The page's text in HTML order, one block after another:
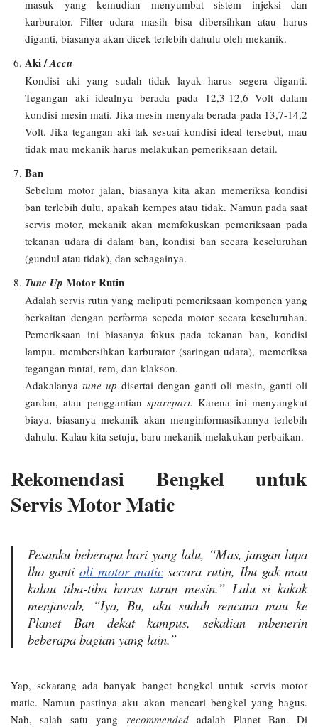
masuk yang kemudian menyumbat sistem injeksi dan
karburator. Filter udara masih bisa dibersihkan atau harus
diganti, biasanya akan dicek terlebih dahulu oleh mekanik.
Aki /Accu
Kondisi aki yang sudah tidak layak harus segera diganti.
Tegangan aki idealnya berada pada 12,3-12,6 Volt dalam
kondisi mesin mati. Jika mesin menyala berada pada 13,7-14,2
Volt. Jika tegangan aki tak sesuai kondisi ideal tersebut, mau
tidak mau mekanik harus melakukan pemeriksaan detail.
Ban
Sebelum motor jalan, biasanya kita akan memeriksa kondisi
ban terlebih dulu, apakah kempes atau tidak. Namun pada saat
servis motor, mekanik akan memfokuskan pemeriksaan pada
tekanan udara di dalam ban, kondisi ban secara keseluruhan
(gundul atau tidak), dan sebagainya.
Tune Up Motor Rutin
Adalah servis rutin yang meliputi pemeriksaan komponen yang
berkaitan dengan performa sepeda motor secara keseluruhan.
Pemeriksaan ini biasanya fokus pada tekanan ban, kondisi
lampu. membersihkan karburator (saringan udara), memeriksa
tegangan rantai, rem, dan klakson.
Adakalanya tune up disertai dengan ganti oli mesin, ganti oli
gardan, atau penggantian sparepart. Karena ini menyangkut
biaya, biasanya mekanik akan menginformasikannya terlebih
dahulu. Kalau kita setuju, baru mekanik melakukan perbaikan.
Rekomendasi Bengkel untuk
Servis Motor Matic
Pesanku beberapa hari yang lalu, “Mas, jangan lupa
lho ganti oli motor maticsecara rutin, Ibu gak mau
kalau tiba-tiba harus turun mesin.”Lalu si kakak
menjawab,
“Iya, Bu, aku sudah rencana mau ke
Planet Ban dekat kampus, sekalian mbenerin
beberapa bagian yang lain.”
Yap, sekarang ada banyak banget bengkel untuk servis motor
matic. Namun pastinya aku akan mencari bengkel yang bagus.
Nah, salah satu yang recommendedadalah Planet Ban. Di